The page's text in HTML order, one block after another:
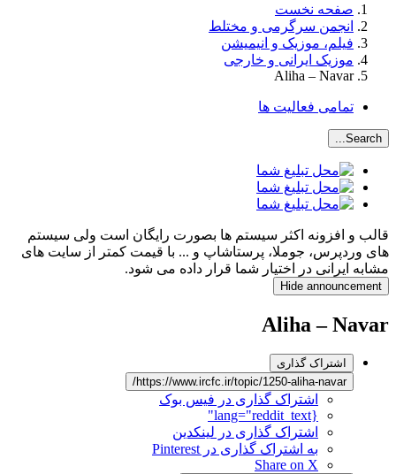
صفحه نخست
انجمن سرگرمی و مختلط
فیلم، موزیک و انیمیشن
موزیک ایرانی و خارجی
Aliha – Navar
تمامی فعالیت ها
Search...
قالب و افزونه اکثر سیستم ها بصورت رایگان است ولی سیستم
های وردپرس، جوملا، پرستاشاپ و ... با قیمت کمتر از سایت های
مشابه ایرانی در اختیار شما قرار داده می شود.
Hide announcement
Aliha – Navar
اشتراک گذاری
https://www.ircfc.ir/topic/1250-aliha-navar/
اشتراک گذاری در فیس بوک
{lang="reddit_text"
اشتراک گذاری در لینکدین
به اشتراک گذاری در Pinterest
Share on X